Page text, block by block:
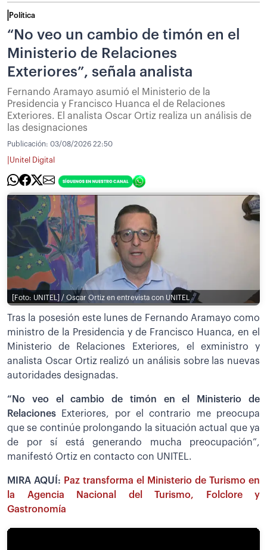
Política
“No veo un cambio de timón en el
Ministerio de Relaciones
Exteriores”, señala analista
Fernando Aramayo asumió el Ministerio de la
Presidencia y Francisco Huanca el de Relaciones
Exteriores. El analista Oscar Ortiz realiza un análisis de
las designaciones
Publicación: 03/08/2026 22:50
Unitel Digital
[Foto: UNITEL] / Oscar Ortiz en entrevista con UNITEL
Tras la posesión este lunes de Fernando Aramayo como
ministro de la Presidencia y de Francisco Huanca, en el
Ministerio de Relaciones Exteriores, el exministro y
analista Oscar Ortiz realizó un análisis sobre las nuevas
autoridades designadas.
“No veo el cambio de timón en el Ministerio de
Relaciones Exteriores, por el contrario me preocupa
que se continúe prolongando la situación actual que ya
de por sí está generando mucha preocupación”,
manifestó Ortiz en contacto con UNITEL.
MIRA AQUÍ: Paz transforma el Ministerio de Turismo en
la Agencia Nacional del Turismo, Folclore y
Gastronomía